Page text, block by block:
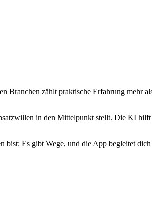
Branchen zählt praktische Erfahrung mehr
in den Mittelpunkt stellt. Die KI hilft
bist: Es gibt Wege, und die App begleitet dich